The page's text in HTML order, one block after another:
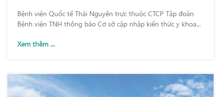
Bệnh viện Quốc tế Thái Nguyên trực thuộc CTCP Tập đoàn
Bệnh viện TNH thông báo Cơ sở cập nhập kiến thức y khoa...
Xem thêm ...